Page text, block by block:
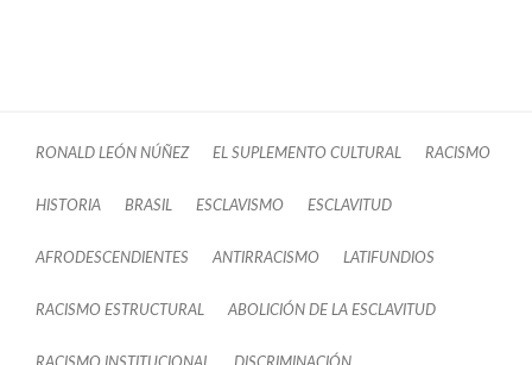
RONALD LEÓN NÚÑEZ EL SUPLEMENTO CULTURAL RACISMO
HISTORIA BRASIL ESCLAVISMO ESCLAVITUD
AFRODESCENDIENTES ANTIRRACISMO LATIFUNDIOS
RACISMO ESTRUCTURAL ABOLICIÓN DE LA ESCLAVITUD